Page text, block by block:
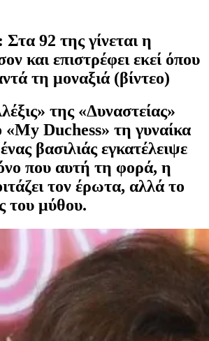
92 της γίνεται η
και επιστρέφει εκεί όπου
τη μοναξιά (βίντεο)
της «Δυναστείας»
«My Duchess» τη γυναίκα
βασιλιάς εγκατέλειψε
που αυτή τη φορά, η
τον έρωτα, αλλά το
του μύθου.